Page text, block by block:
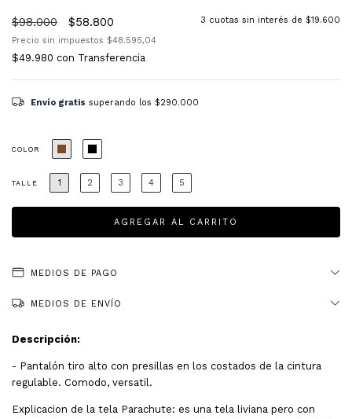
$98.000 $58.800 3 cuotas sin interés de $19.600
Precio sin impuestos $48.595,04
$49.980 con Transferencia
Envío gratis superando los $290.000
COLOR
TALLE 1 2 3 4 5
MEDIOS DE PAGO
MEDIOS DE ENVÍO
Descripción:
- Pantalón tiro alto con presillas en los costados de la cintura
regulable. Comodo, versatil.
Explicacion de la tela Parachute: es una tela liviana pero con